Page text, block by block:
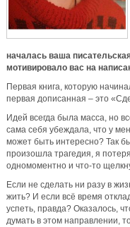
началась ваша
мотивировало вас на
Первая книга, которую
первая дописанная – это
Идей всегда была масса, но
сама себя убеждала, что у
может быть интересно? Так
произошла трагедия, я
одномоментно и что-то
Если не сделать ни разу в
жить? И если всё время
успеть, правда? Оказалось,
думать в этом направлении,